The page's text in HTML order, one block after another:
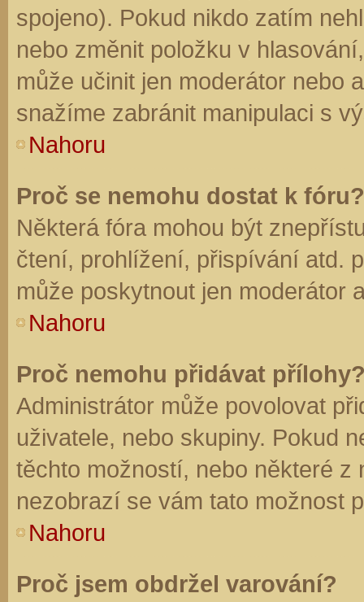
spojeno). Pokud nikdo zatím
nebo změnit položku v
může učinit jen moderátor nebo
snažíme zabránit manipulaci s
Nahoru
Proč se nemohu dostat k fóru?
Některá fóra mohou být
čtení, prohlížení, přispívání atd.
může poskytnout jen moderátor
Nahoru
Proč nemohu přidávat
Administrátor může povolovat
uživatele, nebo skupiny. Pokud
těchto možností, nebo některé z
nezobrazí se vám tato možnost
Nahoru
Proč jsem obdržel varování?